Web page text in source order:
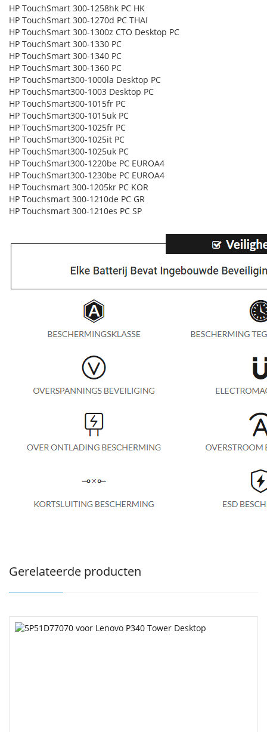
HP TouchSmart 300-1258hk PC HK
HP TouchSmart 300-1270d PC THAI
HP TouchSmart 300-1300z CTO Desktop PC
HP TouchSmart 300-1330 PC
HP TouchSmart 300-1340 PC
HP TouchSmart 300-1360 PC
HP TouchSmart300-1000la Desktop PC
HP TouchSmart300-1003 Desktop PC
HP TouchSmart300-1015fr PC
HP TouchSmart300-1015uk PC
HP TouchSmart300-1025fr PC
HP TouchSmart300-1025it PC
HP TouchSmart300-1025uk PC
HP TouchSmart300-1220be PC EUROA4
HP TouchSmart300-1230be PC EUROA4
HP Touchsmart 300-1205kr PC KOR
HP Touchsmart 300-1210de PC GR
HP Touchsmart 300-1210es PC SP
Gerelateerde producten